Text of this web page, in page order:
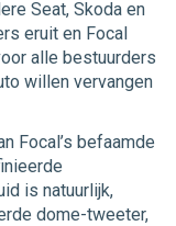
Seat, Skoda en
eruit en Focal
alle bestuurders
willen vervangen
Focal’s befaamde
is natuurlijk,
dome-tweeter,